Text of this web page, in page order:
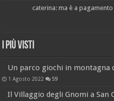
caterina: ma è a
I più visti
Un parco giochi in montagna
1 Agosto 2022 59
Il Villaggio degli Gnomi a San